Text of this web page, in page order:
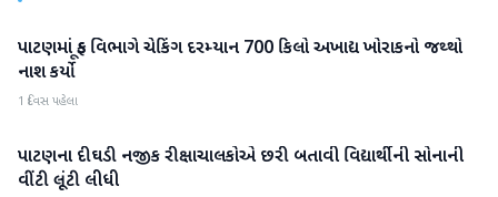
પાટણ
પાટણમાં ફૂડ વિભાગે ચેકિંગ દરમ્યાન 700 કિલો અખાદ્ય ખોરાકનો જથ્થો
નાશ કર્યો
1 દિવસ પહેલા
પાટણ
પાટણના દીઘડી નજીક રીક્ષાચાલકોએ છરી બતાવી વિદ્યાર્થીની સોનાની
વીંટી લૂંટી લીધી